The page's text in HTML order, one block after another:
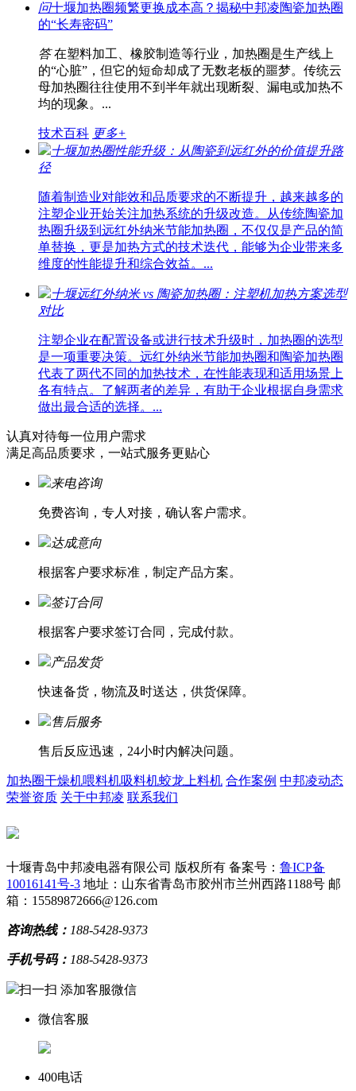
问十堰加热圈频繁更换成本高？揭秘中邦凌陶瓷加热圈
的“长寿密码”
答在塑料加工、橡胶制造等行业，加热圈是生产线上
的“心脏”，但它的短命却成了无数老板的噩梦。传统云
母加热圈往往使用不到半年就出现断裂、漏电或加热不
均的现象。...
技术百科 更多+
十堰加热圈性能升级：从陶瓷到远红外的价值提升路
径
随着制造业对能效和品质要求的不断提升，越来越多的
注塑企业开始关注加热系统的升级改造。从传统陶瓷加
热圈升级到远红外纳米节能加热圈，不仅仅是产品的简
单替换，更是加热方式的技术迭代，能够为企业带来多
维度的性能提升和综合效益。...
十堰远红外纳米 vs 陶瓷加热圈：注塑机加热方案选型
对比
注塑企业在配置设备或进行技术升级时，加热圈的选型
是一项重要决策。远红外纳米节能加热圈和陶瓷加热圈
代表了两代不同的加热技术，在性能表现和适用场景上
各有特点。了解两者的差异，有助于企业根据自身需求
做出最合适的选择。...
认真对待每一位用户需求
满足高品质要求，一站式服务更贴心
来电咨询
免费咨询，专人对接，确认客户需求。
达成意向
根据客户要求标准，制定产品方案。
签订合同
根据客户要求签订合同，完成付款。
产品发货
快速备货，物流及时送达，供货保障。
售后服务
售后反应迅速，24小时内解决问题。
加热圈干燥机喂料机吸料机蛟龙上料机 合作案例 中邦凌动态
荣誉资质 关于中邦凌 联系我们
十堰青岛中邦凌电器有限公司 版权所有 备案号： 鲁ICP备
10016141号-3 地址：山东省青岛市胶州市兰州西路1188号 邮
箱：15589872666@126.com
咨询热线： 188-5428-9373
手机号码： 188-5428-9373
扫一扫 添加客服微信
微信客服
400电话